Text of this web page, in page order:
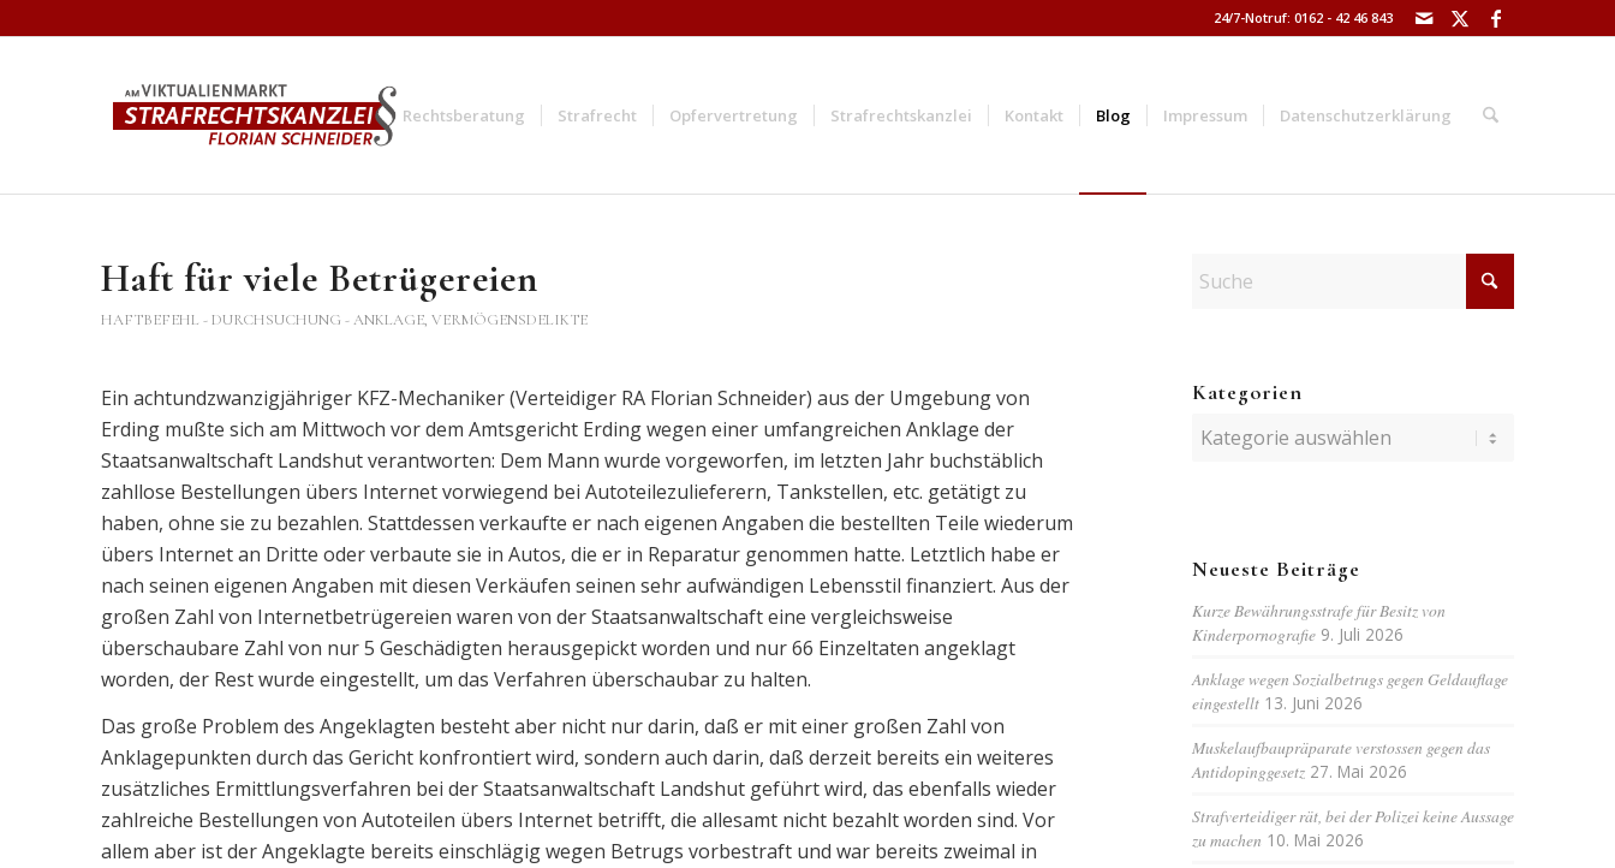
24/7-Notruf: 0162 - 42 46 843
Rechtsberatung Strafrecht Opfervertretung Strafrechtskanzlei Kontakt Blog Impressum Datenschutzerklärung
Haft für viele Betrügereien
HAFTBEFEHL - DURCHSUCHUNG - ANKLAGE, VERMÖGENSDELIKTE
Ein achtundzwanzigjähriger KFZ-Mechaniker (Verteidiger RA Florian Schneider) aus der Umgebung von
Erding mußte sich am Mittwoch vor dem Amtsgericht Erding wegen einer umfangreichen Anklage der
Staatsanwaltschaft Landshut verantworten: Dem Mann wurde vorgeworfen, im letzten Jahr buchstäblich
zahllose Bestellungen übers Internet vorwiegend bei Autoteilezulieferern, Tankstellen, etc. getätigt zu
haben, ohne sie zu bezahlen. Stattdessen verkaufte er nach eigenen Angaben die bestellten Teile wiederum
übers Internet an Dritte oder verbaute sie in Autos, die er in Reparatur genommen hatte. Letztlich habe er
nach seinen eigenen Angaben mit diesen Verkäufen seinen sehr aufwändigen Lebensstil finanziert. Aus der
großen Zahl von Internetbetrügereien waren von der Staatsanwaltschaft eine vergleichsweise
überschaubare Zahl von nur 5 Geschädigten herausgepickt worden und nur 66 Einzeltaten angeklagt
worden, der Rest wurde eingestellt, um das Verfahren überschaubar zu halten.
Das große Problem des Angeklagten besteht aber nicht nur darin, daß er mit einer großen Zahl von
Anklagepunkten durch das Gericht konfrontiert wird, sondern auch darin, daß derzeit bereits ein weiteres
zusätzliches Ermittlungsverfahren bei der Staatsanwaltschaft Landshut geführt wird, das ebenfalls wieder
zahlreiche Bestellungen von Autoteilen übers Internet betrifft, die allesamt nicht bezahlt worden sind. Vor
allem aber ist der Angeklagte bereits einschlägig wegen Betrugs vorbestraft und war bereits zweimal in
Kategorien
Kategorien
Neueste Beiträge
Kurze Bewährungsstrafe für Besitz von
Kinderpornografie 9. Juli 2026
Anklage wegen Sozialbetrugs gegen Geldauflage
eingestellt 13. Juni 2026
Muskelaufbaupräparate verstossen gegen das
Antidopinggesetz 27. Mai 2026
Strafverteidiger rät, bei der Polizei keine Aussage
zu machen 10. Mai 2026